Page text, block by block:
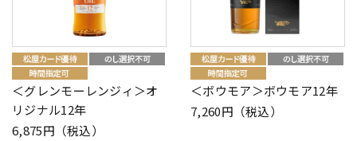
＜グレンモーレンジィ＞オ
リジナル12年
6,875円（税込）
＜ボウモア＞ボウモア12年
7,260円（税込）